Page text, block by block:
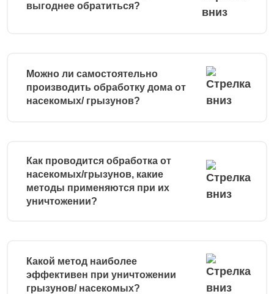
выгоднее обратиться?
Можно ли самостоятельно
производить обработку дома от
насекомых/ грызунов?
Как проводится обработка от
насекомых/грызунов, какие
методы применяются при их
уничтожении?
Какой метод наиболее
эффективен при уничтожении
грызунов/ насекомых?